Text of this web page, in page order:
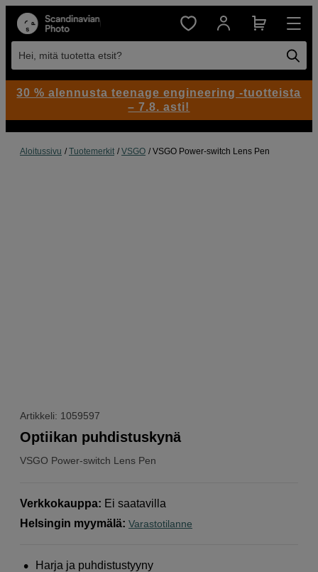
Hei, mitä tuotetta etsit?
Aloitussivu Tuotemerkit VSGO VSGO Power-switch Lens Pen
Artikkeli: 1059597
VSGO Power-switch Lens Pen
Optiikan puhdistuskynä
Verkkokauppa: Ei saatavilla
Helsingin myymälä: Varastotilanne
Harja ja puhdistustyyny
30 % alennusta teenage engineering -tuotteista
– 7.8. asti!